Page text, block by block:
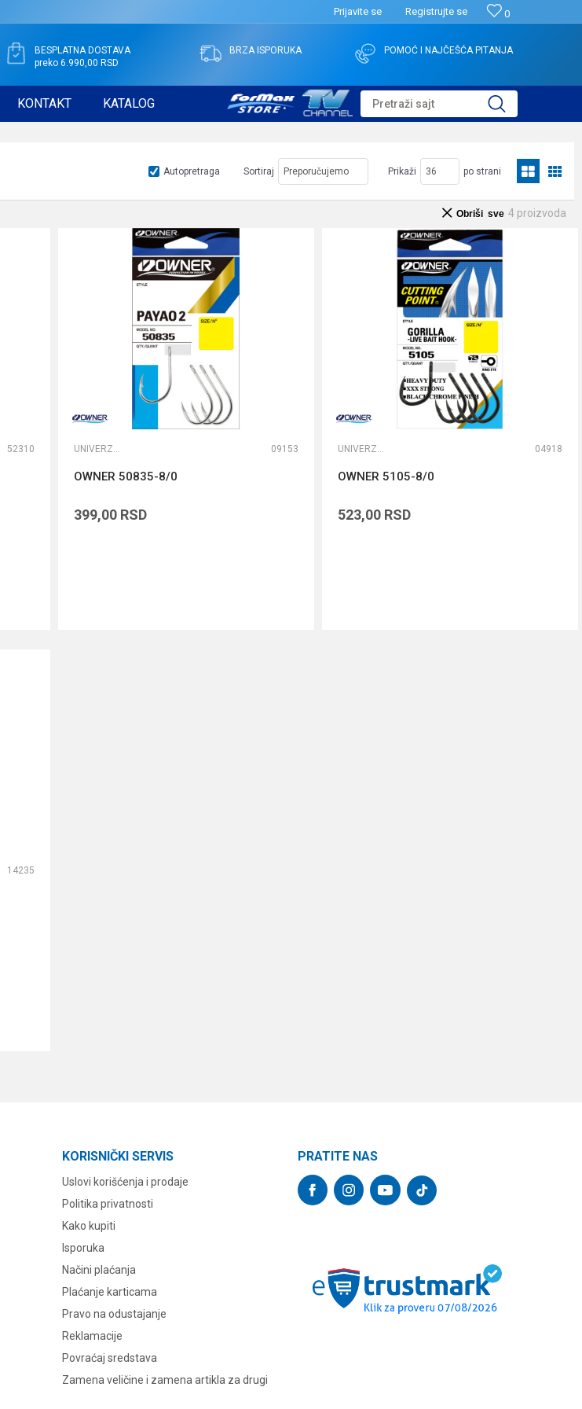
0
Prijavite se Registrujte se
BESPLATNA DOSTAVA
preko 6.990,00 RSD
BRZA ISPORUKA POMOĆ I NAJČEŠĆA PITANJA
KONTAKT KATALOG Pretraži sajt
Autopretraga Sortiraj Prikaži po strani
4 proizvoda
Obriši sve
52310 UNIVERZALNE UDICE 09153
OWNER 50835-8/0
399,00 RSD
UNIVERZALNE UDICE 04918
OWNER 5105-8/0
523,00 RSD
14235
KORISNIČKI SERVIS
Uslovi korišćenja i prodaje
Politika privatnosti
Kako kupiti
Isporuka
Načini plaćanja
Plaćanje karticama
Pravo na odustajanje
Reklamacije
Povraćaj sredstava
Zamena veličine i zamena artikla za drugi
PRATITE NAS